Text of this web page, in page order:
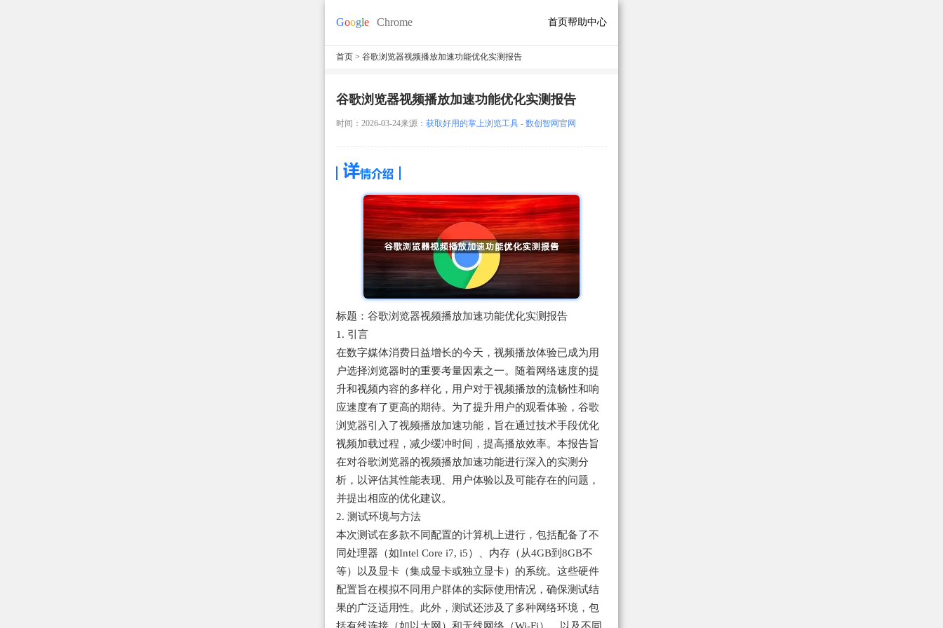
首页帮助中心
首页 > 谷歌浏览器视频播放加速功能优化实测报告
谷歌浏览器视频播放加速功能优化实测报告
时间：2026-03-24来源： 获取好用的掌上浏览工具 - 数创智网官网
标题：谷歌浏览器视频播放加速功能优化实测报告
1. 引言
在数字媒体消费日益增长的今天，视频播放体验已成为用
户选择浏览器时的重要考量因素之一。随着网络速度的提
升和视频内容的多样化，用户对于视频播放的流畅性和响
应速度有了更高的期待。为了提升用户的观看体验，谷歌
浏览器引入了视频播放加速功能，旨在通过技术手段优化
视频加载过程，减少缓冲时间，提高播放效率。本报告旨
在对谷歌浏览器的视频播放加速功能进行深入的实测分
析，以评估其性能表现、用户体验以及可能存在的问题，
并提出相应的优化建议。
2. 测试环境与方法
本次测试在多款不同配置的计算机上进行，包括配备了不
同处理器（如Intel Core i7, i5）、内存（从4GB到8GB不
等）以及显卡（集成显卡或独立显卡）的系统。这些硬件
配置旨在模拟不同用户群体的实际使用情况，确保测试结
果的广泛适用性。此外，测试还涉及了多种网络环境，包